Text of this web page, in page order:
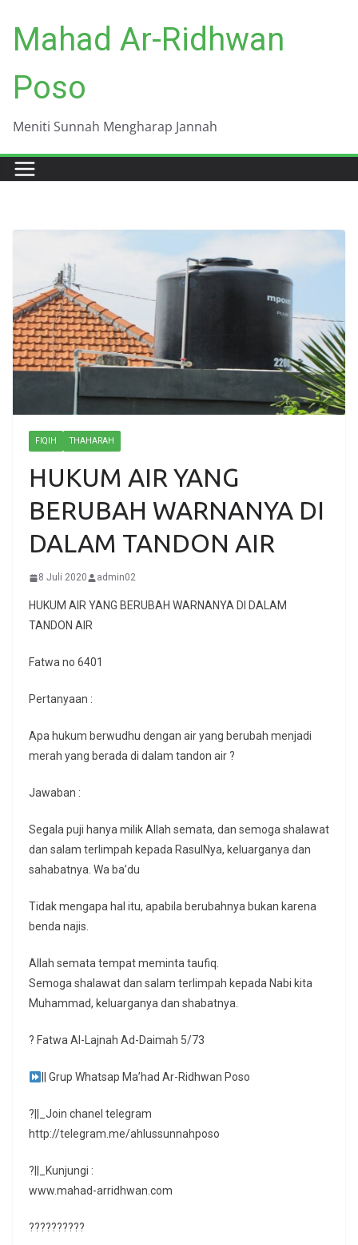
content
Mahad Ar-Ridhwan
Poso
Meniti Sunnah Mengharap Jannah
FIQIH THAHARAH
HUKUM AIR YANG
BERUBAH WARNANYA DI
DALAM TANDON AIR
8 Juli 2020 admin02
HUKUM AIR YANG BERUBAH WARNANYA DI DALAM
TANDON AIR
Fatwa no 6401
Pertanyaan :
Apa hukum berwudhu dengan air yang berubah menjadi
merah yang berada di dalam tandon air ?
Jawaban :
Segala puji hanya milik Allah semata, dan semoga shalawat
dan salam terlimpah kepada RasulNya, keluarganya dan
sahabatnya. Wa ba’du
Tidak mengapa hal itu, apabila berubahnya bukan karena
benda najis.
Allah semata tempat meminta taufiq.
Semoga shalawat dan salam terlimpah kepada Nabi kita
Muhammad, keluarganya dan shabatnya.
? Fatwa Al-Lajnah Ad-Daimah 5/73
|| Grup Whatsap Ma’had Ar-Ridhwan Poso
?||_Join chanel telegram
http://telegram.me/ahlussunnahposo
?||_Kunjungi :
www.mahad-arridhwan.com
??????????